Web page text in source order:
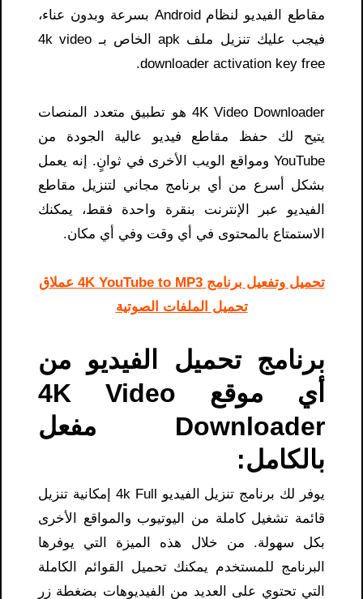
مقاطع الفيديو لنظام Android بسرعة وبدون عناء،
فيجب عليك تنزيل ملف apk الخاص بـ 4k video
downloader activation key free​.
4K Video Downloader هو تطبيق متعدد المنصات
يتيح لك حفظ مقاطع فيديو عالية الجودة من
YouTube ومواقع الويب الأخرى في ثوانٍ. إنه يعمل
بشكل أسرع من أي برنامج مجاني لتنزيل مقاطع
الفيديو عبر الإنترنت بنقرة واحدة فقط، يمكنك
الاستمتاع بالمحتوى في أي وقت وفي أي مكان.
تحميل وتفعيل برنامج 4K YouTube to MP3 عملاق
تحميل الملفات الصوتية
برنامج تحميل الفيديو من
أي موقع 4K Video
Downloader مفعل
بالكامل:
يوفر لك برنامج تنزيل الفيديو 4k Full إمكانية تنزيل
قائمة تشغيل كاملة من اليوتيوب والمواقع الأخرى
بكل سهولة. من خلال هذه الميزة التي يوفرها
البرنامج للمستخدم يمكنك تحميل القوائم الكاملة
التي تحتوي على العديد من الفيديوهات بضغطة زر